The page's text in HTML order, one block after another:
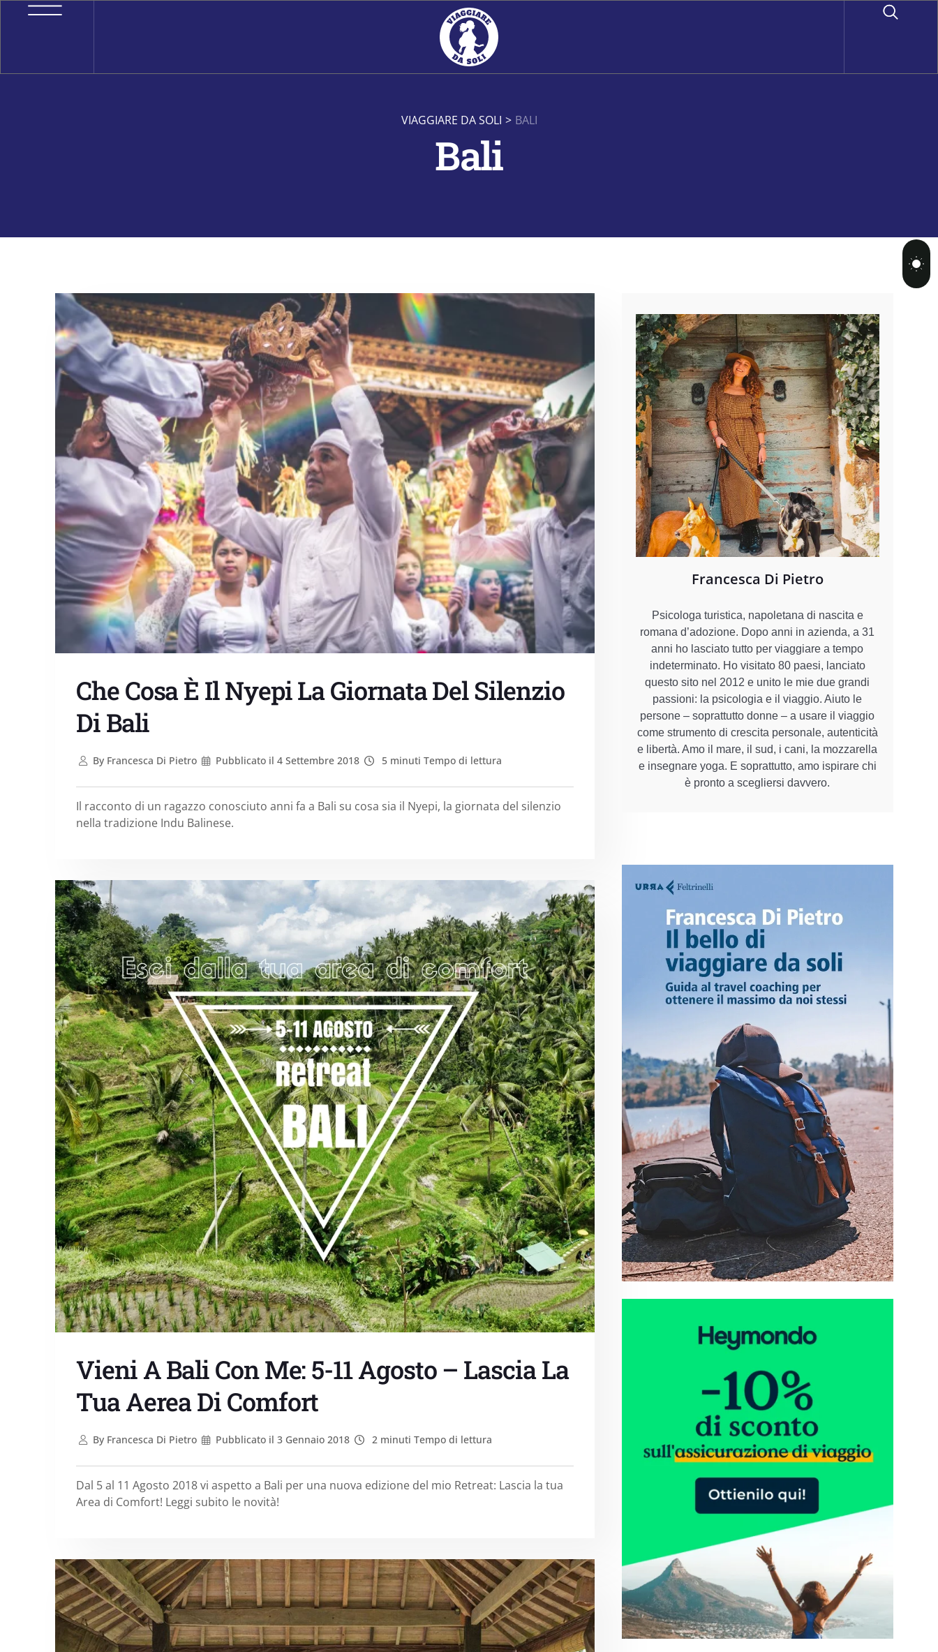
VIAGGIARE DA SOLI > BALI
Bali
Che Cosa È Il Nyepi La Giornata Del Silenzio
Di Bali
ByFrancesca Di Pietro Pubblicato il 4 Settembre 2018 5 minuti Tempo di lettura
Il racconto di un ragazzo conosciuto anni fa a Bali su cosa sia il Nyepi, la giornata del silenzio
nella tradizione Indu Balinese.
Vieni A Bali Con Me: 5-11 Agosto – Lascia La
Tua Aerea Di Comfort
ByFrancesca Di Pietro Pubblicato il 3 Gennaio 2018 2 minuti Tempo di lettura
Dal 5 al 11 Agosto 2018 vi aspetto a Bali per una nuova edizione del mio Retreat: Lascia la tua
Area di Comfort! Leggi subito le novità!
Francesca Di Pietro
Psicologa turistica, napoletana di nascita e
romana d’adozione. Dopo anni in azienda, a 31
anni ho lasciato tutto per viaggiare a tempo
indeterminato. Ho visitato 80 paesi, lanciato
questo sito nel 2012 e unito le mie due grandi
passioni: la psicologia e il viaggio. Aiuto le
persone – soprattutto donne – a usare il viaggio
come strumento di crescita personale, autenticità
e libertà. Amo il mare, il sud, i cani, la mozzarella
e insegnare yoga. E soprattutto, amo ispirare chi
è pronto a scegliersi davvero.